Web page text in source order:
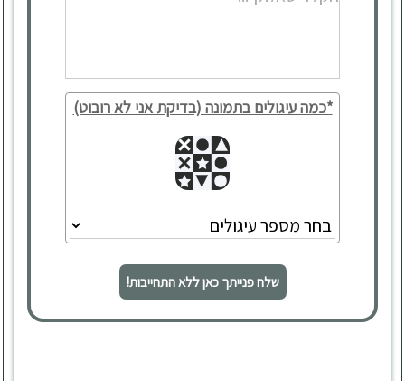
*כמה עיגולים בתמונה (בדיקת אני לא רובוט)
שלח פנייתך כאן ללא התחייבות!